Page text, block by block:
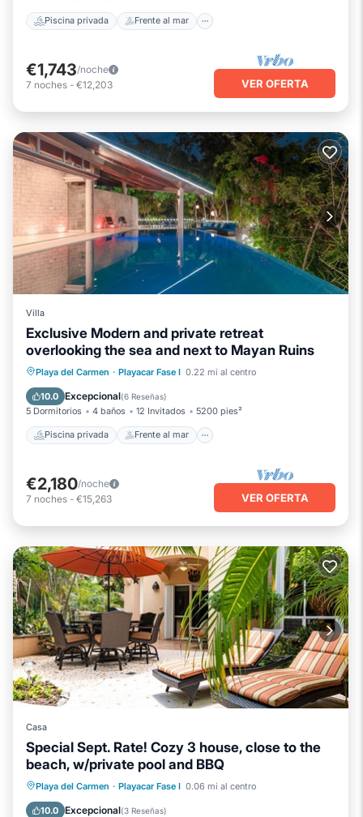
Piscina privada Frente al mar
€1,743/noche
7 noches - €12,203 VER OFERTA
Villa
Exclusive Modern and private retreat
overlooking the sea and next to Mayan Ruins
Playa del Carmen · Playacar Fase I 0.22 mi al centro
10.0 Excepcional(6 Reseñas)
5 Dormitorios 4 baños 12 Invitados 5200 pies²
Piscina privada Frente al mar
Piscina privada
Frente al mar
Bañera de hidromasaje
€2,180/noche
7 noches - €15,263 VER OFERTA
Casa
Special Sept. Rate! Cozy 3 house, close to the
beach, w/private pool and BBQ
Playa del Carmen · Playacar Fase I 0.06 mi al centro
10.0 Excepcional(3 Reseñas)
Piscina privada
Frente al mar
Aparcamiento